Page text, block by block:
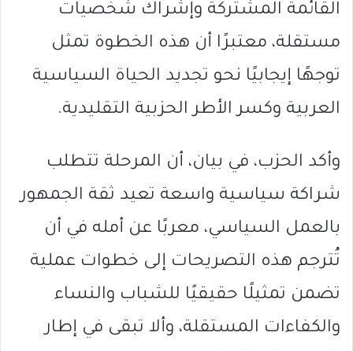
القائمة المشتركة وإشراك شخصيات
مستقلة، معتبرًا أن هذه الخطوة تمثل
توجهًا إيجابيًا نحو تجديد الحياة السياسية
العربية وكسر الأطر الحزبية التقليدية.
وأكد الحزب، في بيان، أن المرحلة تتطلب
شراكة سياسية واسعة تعيد ثقة الجمهور
بالعمل السياسي، معربًا عن أمله في أن
تُترجم هذه التصريحات إلى خطوات عملية
تضمن تمثيلًا حقيقيًا للشباب والنساء
والكفاءات المستقلة، وألا تبقى في إطار